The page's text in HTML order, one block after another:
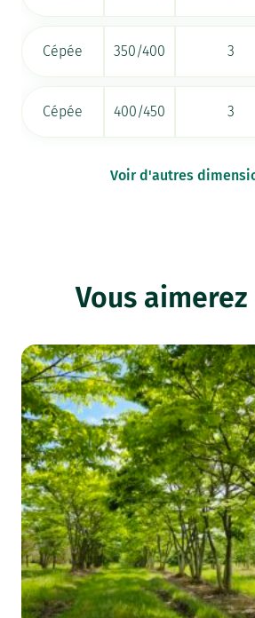
Cépée 350/400 3
Cépée 400/450 3
Voir d'autres
Vous